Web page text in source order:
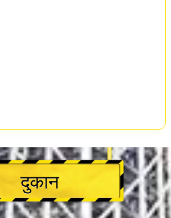
दुकान